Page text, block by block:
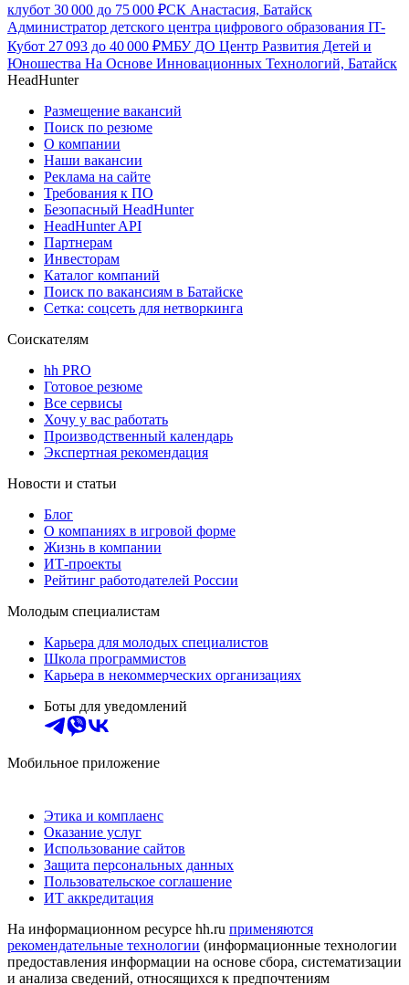
клубот 30 000 до 75 000 ₽СК Анастасия, Батайск
Администратор детского центра цифрового образования IT-
Кубот 27 093 до 40 000 ₽МБУ ДО Центр Развития Детей и
Юношества На Основе Инновационных Технологий, Батайск
HeadHunter
Размещение вакансий
Поиск по резюме
О компании
Наши вакансии
Реклама на сайте
Требования к ПО
Безопасный HeadHunter
HeadHunter API
Партнерам
Инвесторам
Каталог компаний
Поиск по вакансиям в Батайске
Сетка: соцсеть для нетворкинга
Соискателям
hh PRO
Готовое резюме
Все сервисы
Хочу у вас работать
Производственный календарь
Экспертная рекомендация
Новости и статьи
Блог
О компаниях в игровой форме
Жизнь в компании
ИТ-проекты
Рейтинг работодателей России
Молодым специалистам
Карьера для молодых специалистов
Школа программистов
Карьера в некоммерческих организациях
Боты для уведомлений
Мобильное приложение
Этика и комплаенс
Оказание услуг
Использование сайтов
Защита персональных данных
Пользовательское соглашение
ИТ аккредитация
На информационном ресурсе hh.ru применяются
рекомендательные технологии (информационные технологии
предоставления информации на основе сбора, систематизации
и анализа сведений, относящихся к предпочтениям